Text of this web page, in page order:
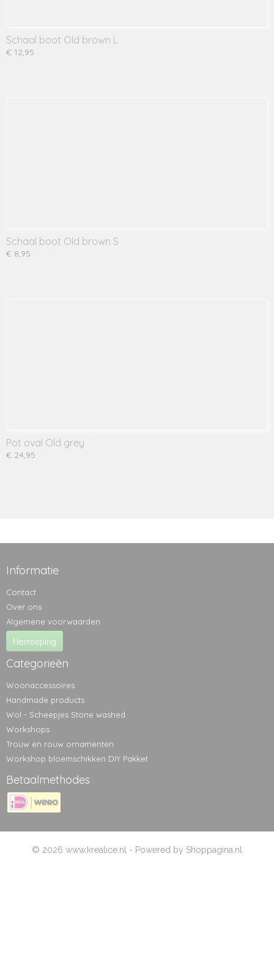
Schaal boot Old brown L
€ 12,95
Schaal boot Old brown S
€ 8,95
Pot oval Old grey
€ 24,95
Informatie
Contact
Over ons
Algemene voorwaarden
Herroeping
Categorieën
Woonaccessoires
Handmade products
Wol - Scheepjes Stone washed
Workshops
Trouw en rouw ornamenten
Workshop bloemschikken DIY Pakket
Betaalmethodes
© 2026 www.krealice.nl - Powered by Shoppagina.nl